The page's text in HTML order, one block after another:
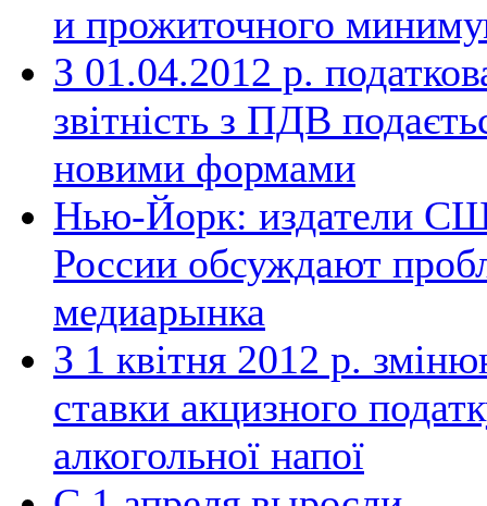
и прожиточного
З 01.04.2012 р.
звітність з ПДВ
новими формами
Нью-Йорк: издатели
России обсуждают
медиарынка
З 1 квітня 2012 р.
ставки акцизного
алкогольної напої